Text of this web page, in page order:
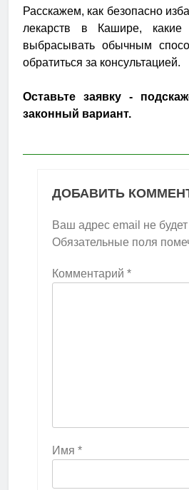
Расскажем, как безопасно
лекарств в Кашире, какие
выбрасывать обычным
обратиться за консультацией.
Оставьте заявку -
законный вариант.
ДОБАВИТЬ
Ваш адрес email не
Обязательные поля
Комментарий *
Имя *